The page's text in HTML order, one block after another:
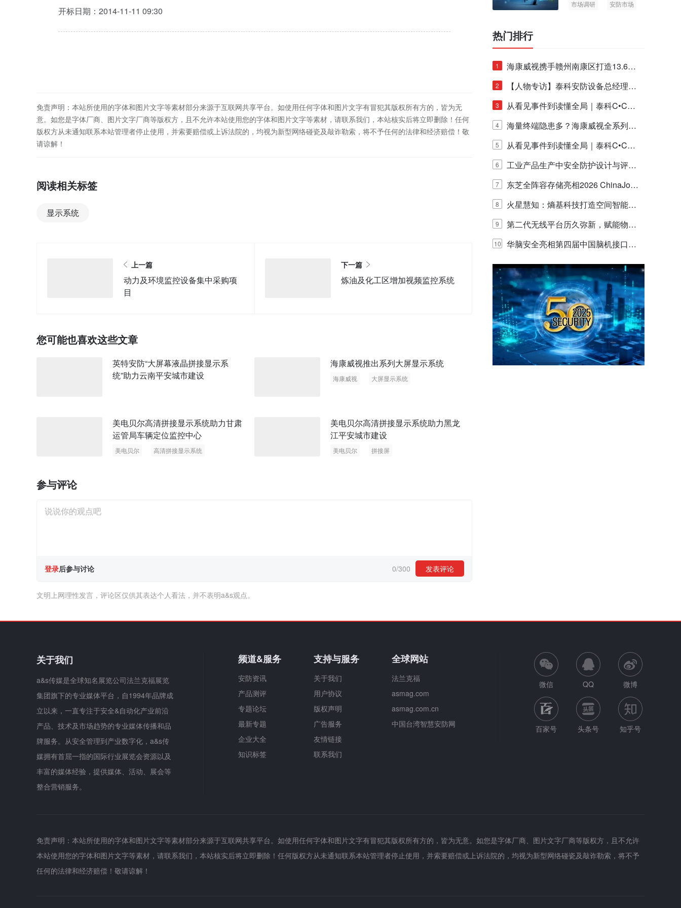
开标日期：2014-11-11 09:30
免责声明：本站所使用的字体和图片文字等素材部分来源于互联网共享平台。如使用任何字体和图片文字有冒犯其版权所有方的，皆为无
意。如您是字体厂商、图片文字厂商等版权方，且不允许本站使用您的字体和图片文字等素材，请联系我们，本站核实后将立即删除！任何
版权方从未通知联系本站管理者停止使用，并索要赔偿或上诉法院的，均视为新型网络碰瓷及敲诈勒索，将不予任何的法律和经济赔偿！敬
请谅解！
阅读相关标签
显示系统
上一篇
动力及环境监控设备集中采购项
目
下一篇
炼油及化工区增加视频监控系统
您可能也喜欢这些文章
英特安防“大屏幕液晶拼接显示系
统”助力云南平安城市建设
海康威视推出系列大屏显示系统
海康威视 大屏显示系统
美电贝尔高清拼接显示系统助力甘肃
运管局车辆定位监控中心
美电贝尔 高清拼接显示系统
美电贝尔高清拼接显示系统助力黑龙
江平安城市建设
美电贝尔 拼接屏
参与评论
登录后参与讨论 0/300 发表评论
文明上网理性发言，评论区仅供其表达个人看法，并不表明a&s观点。
市场调研
安防市场
热门排行
1
海康威视携手赣州南康区打造13.6公
里绿波网
2
【人物专访】泰科安防设备总经理张
宁解码安防出海新范式
3
从看见事件到读懂全局｜泰科C•CUR
E IQ 3.20开启安防运营智能新时代
4
海量终端隐患多？海康威视全系列物
联安全产品，四层守护更放心！
5
从看见事件到读懂全局｜泰科C•CUR
E IQ 3.20开启安防运营智能新时代
6
工业产品生产中安全防护设计与评估
的实践与探讨
7
东芝全阵容存储亮相2026 ChinaJo
y，以海量数据底座赋能“与AI同游”新
体验
8
火星慧知：熵基科技打造空间智能时
代的认知中枢
9
第二代无线平台历久弥新，赋能物联
网创新迭代
10
华脑安全亮相第四届中国脑机接口大
赛 工业安全脑机接口技术赢行业顶级
专家关注
关于我们
a&s传媒是全球知名展览公司法兰克福展览
集团旗下的专业媒体平台，自1994年品牌成
立以来，一直专注于安全&自动化产业前沿
产品、技术及市场趋势的专业媒体传播和品
牌服务。从安全管理到产业数字化，a&s传
媒拥有首屈一指的国际行业展览会资源以及
丰富的媒体经验，提供媒体、活动、展会等
整合营销服务。
频道&服务
安防资讯
产品测评
专题论坛
最新专题
企业大全
知识标签
支持与服务
关于我们
用户协议
版权声明
广告服务
友情链接
联系我们
全球网站
法兰克福
asmag.com
asmag.com.cn
中国台湾智慧安防网
微信 QQ 微博
百家号 头条号 知乎号
免责声明：本站所使用的字体和图片文字等素材部分来源于互联网共享平台。如使用任何字体和图片文字有冒犯其版权所有方的，皆为无意。如您是字体厂商、图片文字厂商等版权方，且不允许
本站使用您的字体和图片文字等素材，请联系我们，本站核实后将立即删除！任何版权方从未通知联系本站管理者停止使用，并索要赔偿或上诉法院的，均视为新型网络碰瓷及敲诈勒索，将不予
任何的法律和经济赔偿！敬请谅解！